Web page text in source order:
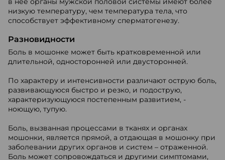
низкую температуру, чем температура тела, что
способствует эффективному сперматогенезу.
Разновидности
Боль в мошонке может быть кратковременной или
длительной, односторонней или двусторонней.
По характеру и интенсивности различают острую боль,
развивающуюся быстро и резко, и подострую,
характеризующуюся постепенным развитием, -
ноющую, тупую.
Боль, вызванная процессами в тканях и органах
мошонки, является прямой, а отдающая в мошонку при
заболевании других органов и систем – отраженной.
Боль может сопровождаться и другими симптомами,